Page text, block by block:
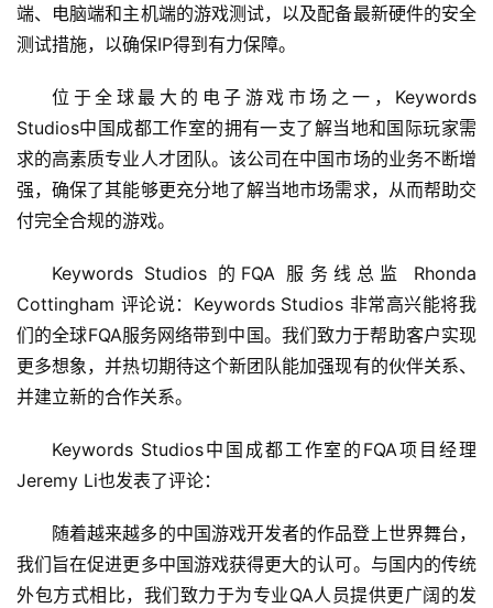
端、电脑端和主机端的游戏测试，以及配备最新硬件的安全
测试措施，以确保IP得到有力保障。
位于全球最大的电子游戏市场之一，Keywords
Studios中国成都工作室的拥有一支了解当地和国际玩家需
求的高素质专业人才团队。该公司在中国市场的业务不断增
强，确保了其能够更充分地了解当地市场需求，从而帮助交
付完全合规的游戏。
Keywords Studios 的FQA 服务线总监 Rhonda
Cottingham 评论说：Keywords Studios 非常高兴能将我
们的全球FQA服务网络带到中国。我们致力于帮助客户实现
更多想象，并热切期待这个新团队能加强现有的伙伴关系、
并建立新的合作关系。
Keywords Studios中国成都工作室的FQA项目经理
Jeremy Li也发表了评论：
随着越来越多的中国游戏开发者的作品登上世界舞台，
我们旨在促进更多中国游戏获得更大的认可。与国内的传统
外包方式相比，我们致力于为专业QA人员提供更广阔的发